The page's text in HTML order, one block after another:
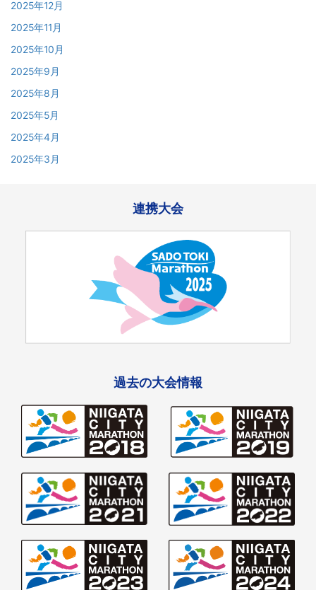
2025年12月
2025年11月
2025年10月
2025年9月
2025年8月
2025年5月
2025年4月
2025年3月
連携大会
過去の大会情報